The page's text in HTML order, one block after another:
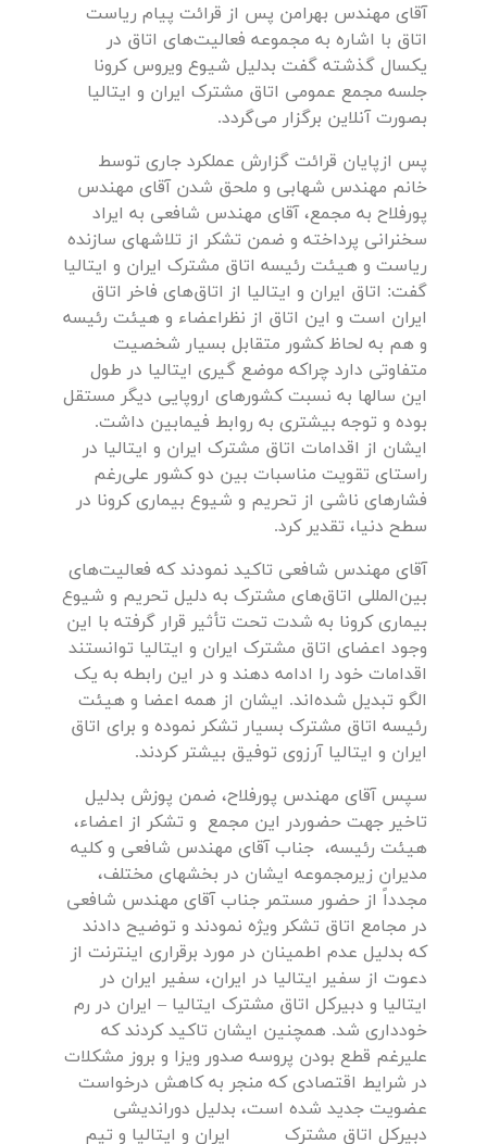
آقای مهندس بهرامن پس از قرائت پیام ریاست
اتاق با اشاره به مجموعه فعالیت‌های اتاق در
یکسال گذشته گفت بدلیل شیوع ویروس کرونا
جلسه مجمع عمومی اتاق مشترک ایران و ایتالیا
بصورت آنلاین برگزار می‌گردد.
پس ازپایان قرائت گزارش عملکرد جاری توسط
خانم مهندس شهابی و ملحق شدن آقای مهندس
پورفلاح به مجمع، آقای مهندس شافعی به ایراد
سخنرانی پرداخته و ضمن تشکر از تلاشهای سازنده
ریاست و هیئت رئیسه اتاق مشترک ایران و ایتالیا
گفت: اتاق ایران و ایتالیا از اتاق‌های فاخر اتاق
ایران است و این اتاق از نظراعضاء و هیئت رئیسه
و هم به لحاظ کشور متقابل بسیار شخصیت
متفاوتی دارد چراکه موضع گیری ایتالیا در طول
این سالها به نسبت کشورهای اروپایی دیگر مستقل
بوده و توجه بیشتری به روابط فیمابین داشت.
ایشان از اقدامات اتاق مشترک ایران و ایتالیا در
راستای تقویت مناسبات بین دو کشور علی‌رغم
فشارهای ناشی از تحریم و شیوع بیماری کرونا در
سطح دنیا، تقدیر کرد.
آقای مهندس شافعی تاکید نمودند که فعالیت‌های
بین‌المللی اتاق‌های مشترک به دلیل تحریم و شیوع
بیماری کرونا به شدت تحت تأثیر قرار گرفته با این
وجود اعضای اتاق مشترک ایران و ایتالیا توانستند
اقدامات خود را ادامه دهند و در این رابطه به یک
الگو تبدیل شده‌اند. ایشان از همه اعضا و هیئت
رئیسه اتاق مشترک بسیار تشکر نموده و برای اتاق
ایران و ایتالیا آرزوی توفیق بیشتر کردند.
سپس آقای مهندس پورفلاح، ضمن پوزش بدلیل
تاخیر جهت حضوردر این مجمع و تشکر از اعضاء،
هیئت رئیسه، جناب آقای مهندس شافعی و کلیه
مدیران زیرمجموعه ایشان در بخشهای مختلف،
مجدداً از حضور مستمر جناب آقای مهندس شافعی
در مجامع اتاق تشکر ویژه نمودند و توضیح دادند
که بدلیل عدم اطمینان در مورد برقراری اینترنت از
دعوت از سفیر ایتالیا در ایران، سفیر ایران در
ایتالیا و دبیرکل اتاق مشترک ایتالیا – ایران در رم
خودداری شد. همچنین ایشان تاکید کردند که
علیرغم قطع بودن پروسه صدور ویزا و بروز مشکلات
در شرایط اقتصادی که منجر به کاهش درخواست
عضویت جدید شده است، بدلیل دوراندیشی
دبیرکل اتاق مشترک ایران و ایتالیا و تیم